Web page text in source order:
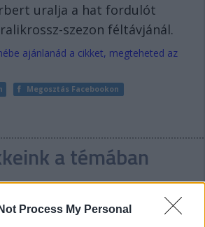
Process My Personal
uralja a hat fordulót
szezon féltávjánál.
ajánlanád a cikket, megteheted az
Megosztás Facebookon
a témában